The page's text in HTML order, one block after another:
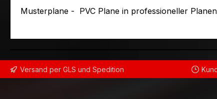
Musterplane - PVC Plane in professioneller
Versand per GLS und Spedition